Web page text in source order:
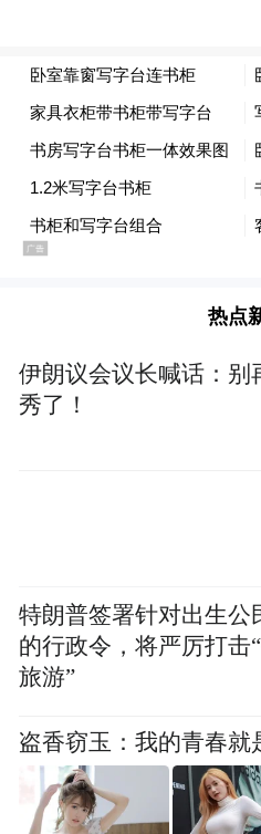
2026年3月13日，驾驶
北大道因驾驶证吊销
行为，被公安交管部
梅某某无视交通法律
上路，严重危害公共
判，精准锁定出行时
2026年5月27日，上饶
信州大队通知驾驶人
其屡教屡犯，多次驾
热点
伊朗议会议长喊话：别
秀了！
特朗普签署针对出生公
的行政令，将严厉打击
旅游”
盗香窃玉：我的青春就